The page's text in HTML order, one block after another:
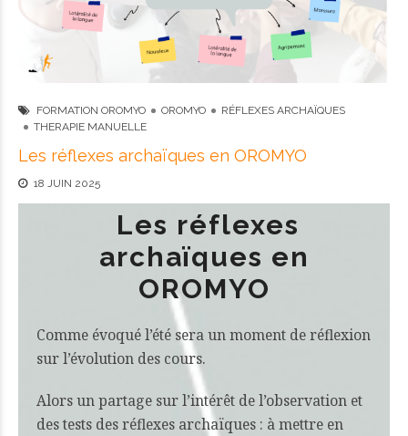
FORMATION OROMYO OROMYO
RÉFLEXES ARCHAÏQUES
THERAPIE MANUELLE
Les réflexes archaïques en OROMYO
18 JUIN 2025
Les réflexes
archaïques en
OROMYO
Comme évoqué l’été sera un moment de réflexion
sur l’évolution des cours.
Alors un partage sur l’intérêt de l’observation et
des tests des réflexes archaïques : à mettre en